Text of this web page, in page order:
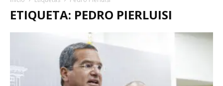
ETIQUETA: PEDRO PIERLUISI